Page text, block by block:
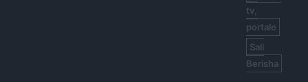
tv,
portale
Sali
Berisha